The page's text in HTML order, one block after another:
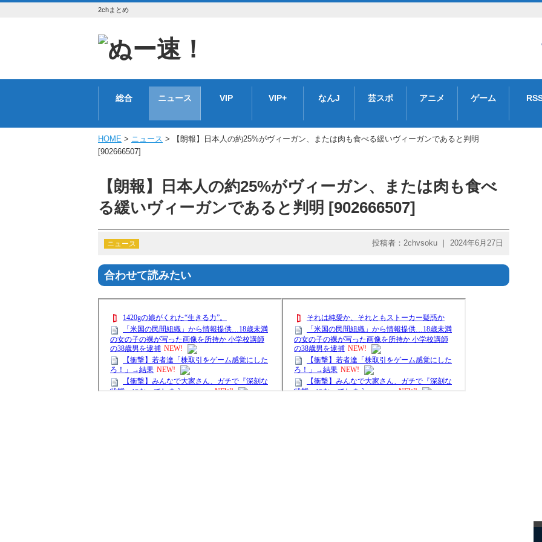
2chまとめ
総合 ニュース VIP VIP+ なんJ 芸スポ アニメ ゲーム
HOME > ニュース > 【朗報】日本人の約25%がヴィーガン、または肉も食べる緩いヴィーガンであると判明
[902666507]
【朗報】日本人の約25%がヴィーガン、または肉も食べ
る緩いヴィーガンであると判明 [902666507]
ニュース 投稿者：2chvsoku ｜ 2024年6月27日
合わせて読みたい